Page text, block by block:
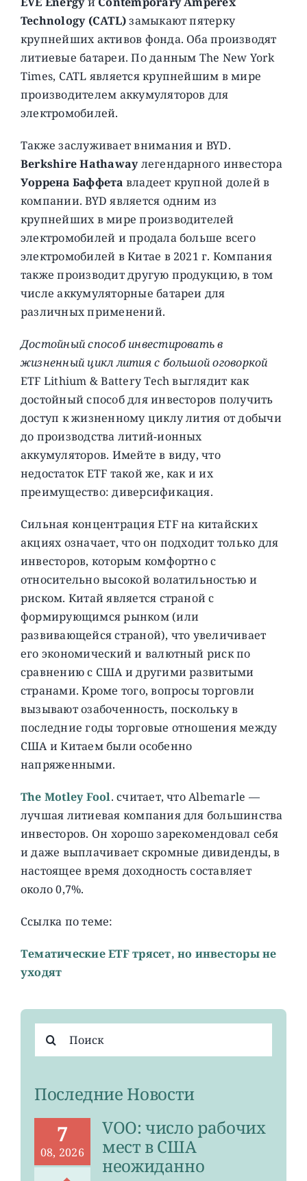
Technology (CATL)замыкают пятерку
крупнейших активов фонда. Оба производят
литиевые батареи. По данным The New York
Times, CATL является крупнейшим в мире
производителем аккумуляторов для
электромобилей.
Также заслуживает внимания и BYD.
Berkshire Hathawayлегендарного инвестора
Уоррена Баффета владеет крупной долей в
компании. BYD является одним из
крупнейших в мире производителей
электромобилей и продала больше всего
электромобилей в Китае в 2021 г. Компания
также производит другую продукцию, в том
числе аккумуляторные батареи для
различных применений.
Достойный способ инвестировать в
жизненный цикл лития с большой оговоркой
ETF Lithium & Battery Tech выглядит как
достойный способ для инвесторов получить
доступ к жизненному циклу лития от добычи
до производства литий-ионных
аккумуляторов. Имейте в виду, что
недостаток ETF такой же, как и их
преимущество: диверсификация.
Сильная концентрация ETF на китайских
акциях означает, что он подходит только для
инвесторов, которым комфортно с
относительно высокой волатильностью и
риском. Китай является страной с
формирующимся рынком (или
развивающейся страной), что увеличивает
его экономический и валютный риск по
сравнению с США и другими развитыми
странами. Кроме того, вопросы торговли
вызывают озабоченность, поскольку в
последние годы торговые отношения между
США и Китаем были особенно
напряженными.
The Motley Fool. считает, что Albemarle —
лучшая литиевая компания для большинства
инвесторов. Он хорошо зарекомендовал себя
и даже выплачивает скромные дивиденды, в
настоящее время доходность составляет
около 0,7%.
Ссылка по теме:
Тематические ETF трясет, но инвесторы не
уходят
поиска:
Последние Новости
7
08, 2026
VOO: число рабочих
мест в США
неожиданно